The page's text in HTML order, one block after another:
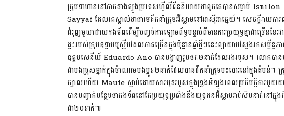
ក្រុមទាហាននៅភាគខាងត្បូងប្រទេសហ្វីលីពីននិយាយថាពួកគេបានសម្លាប់
Sayyaf ដែលគេស្គាល់ថាជាមេដឹកនាំក្រុមអ៊ីស្លាមនៅអាស៊ីអាគ្នេយ៍។ សេចក្តីរាយកា
ជំរុញមួយដោយកងទ័ពដើម្បីបញ្ចប់ការឡោមព័ទ្ធបន្ទាប់ពីមានការប្រយុទ្ធគ្នាជាច្រើនខ
ផ្ទះរបស់ក្រុមឧទ្ទាមមូស្លីមដែលភាគច្រើនក្នុងប៉ុន្មានឆ្នាំថ្មីៗនេះព្យាយាមស្វែងរកសម្ព័
ឧត្តមសេនីយ៍ Eduardo Ano បានបង្ហាញរូបថត២នាក់ដែលរងរបួស។ លោកប
ជាបងប្រុសម្នាក់ក្នុងចំណោមបងប្អូន២នាក់ដែលបានដឹកនាំក្រុមបះបោរនៅក្នុងតំបន់។
ក្បាលហើយ Maute ស្លាប់ដោយសារមុខរបួសក្នុងទ្រូងអំឡុងពេលប្រតិបត្តិការ
បានបញ្ចាក់បន្ថែមថាកងទ័ពនៅតែប្រយុទ្ធប្រឆាំងនឹងយុទ្ធជនអ៊ីស្លាមរាប់សិបនាក់ន
ជា២០នាក់៕